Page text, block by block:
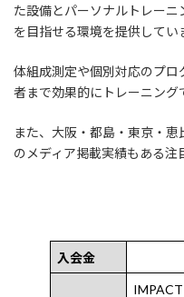
た設備とパーソナルトレー
を目指せる環境を提供してい
体組成測定や個別対応のプ
者まで効果的にトレーニング
また、大阪・都島・東京・
のメディア掲載実績もある注
入会金
IMPACT